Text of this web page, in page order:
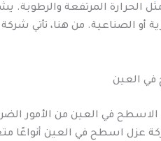
الحرارة المرتفعة والرطوبة.
أو الصناعية. من هنا، تأتي
العين
في العين من الأمور
عزل اسطح في العين أنواعًا